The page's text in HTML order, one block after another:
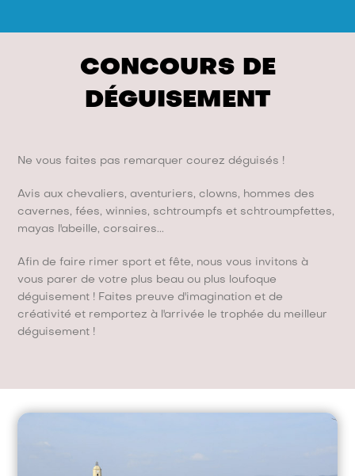
CONCOURS DE
DÉGUISEMENT
Ne vous faites pas remarquer courez déguisés !
Avis aux chevaliers, aventuriers, clowns, hommes des
cavernes, fées, winnies, schtroumpfs et schtroumpfettes,
mayas l'abeille, corsaires...
Afin de faire rimer sport et fête, nous vous invitons à
vous parer de votre plus beau ou plus loufoque
déguisement ! Faites preuve d'imagination et de
créativité et remportez à l'arrivée le trophée du meilleur
déguisement !